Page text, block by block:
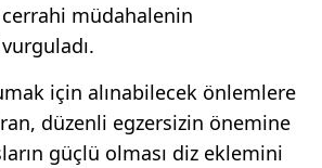
cerrahi müdahalenin
için alınabilecek önlemlere
düzenli egzersizin önemine
güçlü olması diz eklemini